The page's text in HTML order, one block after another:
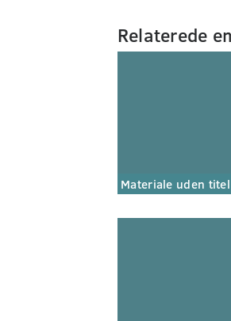
Relaterede
Materiale uden titel